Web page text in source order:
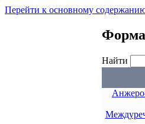
Перейти к основному
Найти